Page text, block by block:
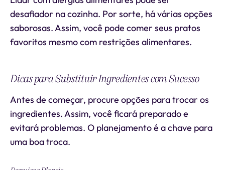
desafiador na cozinha. Por sorte, há várias opções
saborosas. Assim, você pode comer seus pratos
favoritos mesmo com restrições alimentares.
Dicas para Substituir Ingredientes com Sucesso
Antes de começar, procure opções para trocar os
ingredientes. Assim, você ficará preparado e
evitará problemas. O planejamento é a chave para
uma boa troca.